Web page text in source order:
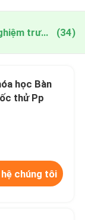
Trung Quốc Nội thất phòng thí nghiệm trường học (34)
học Bàn
thử Pp
hệ chúng tôi